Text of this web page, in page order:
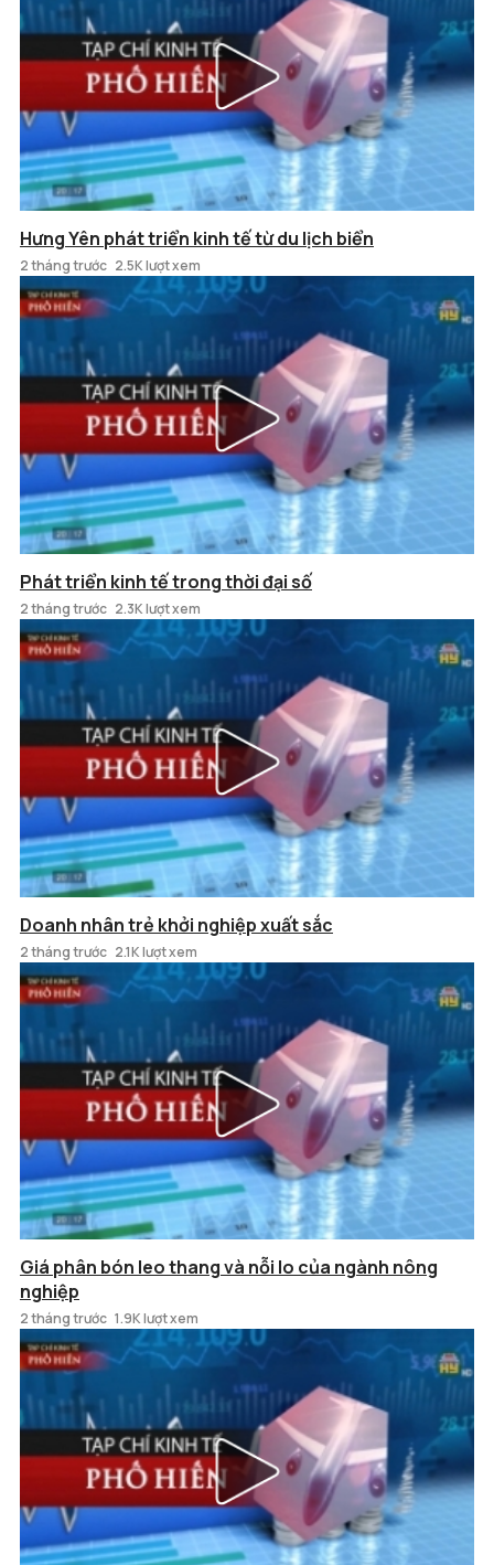
Hưng Yên phát triển kinh tế từ du lịch biển
2 tháng trước 2.5K lượt xem
Phát triển kinh tế trong thời đại số
2 tháng trước 2.3K lượt xem
Doanh nhân trẻ khởi nghiệp xuất sắc
2 tháng trước 2.1K lượt xem
Giá phân bón leo thang và nỗi lo của ngành nông
nghiệp
2 tháng trước 1.9K lượt xem